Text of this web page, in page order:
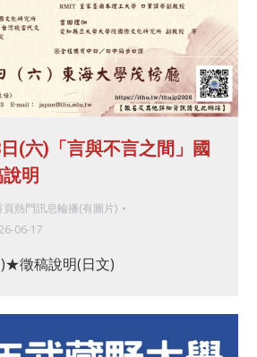
(六)「言與不言之間」國
明
頁熱門訊息輪播(有圖片)
06-17
徵稿說明(日文)